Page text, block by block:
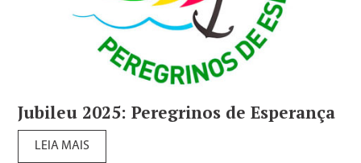
Jubileu 2025: Peregrinos de Esperança
LEIA MAIS